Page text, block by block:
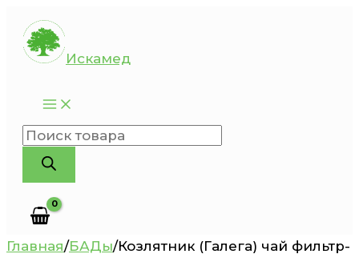
Перейти
содержимому
Искамед
Поиск
товаров
Главная/БАДы/Козлятник (Галега) чай фильтр-